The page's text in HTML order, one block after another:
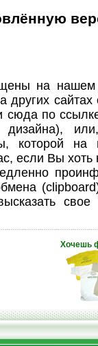
на нашем
сюда по
дизайна),
которой на
если Вы
свое
Хочешь